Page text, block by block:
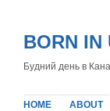
BORN
Будний день в
HOME ABOUT